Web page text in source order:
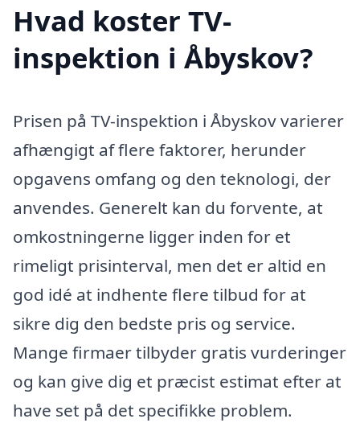
Hvad koster TV-
inspektion i Åbyskov?
Prisen på TV-inspektion i Åbyskov varierer
afhængigt af flere faktorer, herunder
opgavens omfang og den teknologi, der
anvendes. Generelt kan du forvente, at
omkostningerne ligger inden for et
rimeligt prisinterval, men det er altid en
god idé at indhente flere tilbud for at
sikre dig den bedste pris og service.
Mange firmaer tilbyder gratis vurderinger
og kan give dig et præcist estimat efter at
have set på det specifikke problem.